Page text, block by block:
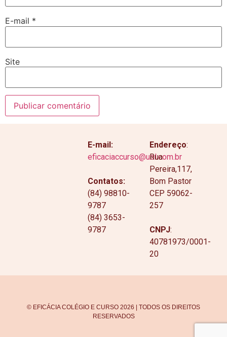
E-mail *
Site
E-mail:
eficaciaccurso@uol.com.br
Contatos:
(84) 98810-
9787
(84) 3653-
9787
Endereço:
Rua
Pereira,117,
Bom Pastor
CEP 59062-
257
CNPJ:
40781973/0001-
20
© EFICÁCIA COLÉGIO E CURSO 2026 | TODOS OS DIREITOS
RESERVADOS